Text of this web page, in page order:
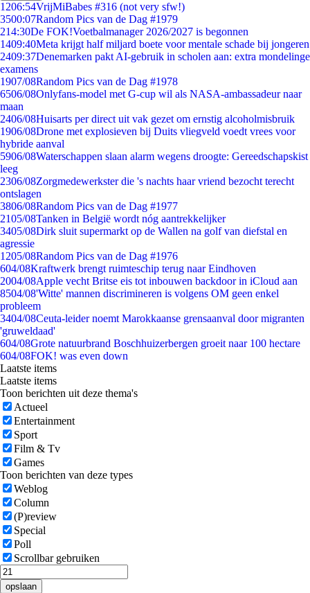
1206:54VrijMiBabes #316 (not very sfw!)
3500:07Random Pics van de Dag #1979
214:30De FOK!Voetbalmanager 2026/2027 is begonnen
1409:40Meta krijgt half miljard boete voor mentale schade bij jongeren
2409:37Denemarken pakt AI-gebruik in scholen aan: extra mondelinge
examens
1907/08Random Pics van de Dag #1978
6506/08Onlyfans-model met G-cup wil als NASA-ambassadeur naar
maan
2406/08Huisarts per direct uit vak gezet om ernstig alcoholmisbruik
1906/08Drone met explosieven bij Duits vliegveld voedt vrees voor
hybride aanval
5906/08Waterschappen slaan alarm wegens droogte: Gereedschapskist
leeg
2306/08Zorgmedewerkster die 's nachts haar vriend bezocht terecht
ontslagen
3806/08Random Pics van de Dag #1977
2105/08Tanken in België wordt nóg aantrekkelijker
3405/08Dirk sluit supermarkt op de Wallen na golf van diefstal en
agressie
1205/08Random Pics van de Dag #1976
604/08Kraftwerk brengt ruimteschip terug naar Eindhoven
2004/08Apple vecht Britse eis tot inbouwen backdoor in iCloud aan
8504/08'Witte' mannen discrimineren is volgens OM geen enkel
probleem
3404/08Ceuta-leider noemt Marokkaanse grensaanval door migranten
'gruweldaad'
604/08Grote natuurbrand Boschhuizerbergen groeit naar 100 hectare
604/08FOK! was even down
Laatste items
Laatste items
Toon berichten uit deze thema's
Actueel
Entertainment
Sport
Film & Tv
Games
Toon berichten van deze types
Weblog
Column
(P)review
Special
Poll
Scrollbar gebruiken
opslaan